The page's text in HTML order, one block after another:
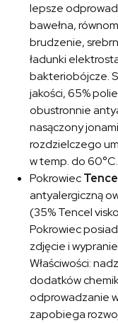
lepsze
bawełna,
brudzenie,
ładunki
bakteriobójcze.
jakości, 65%
obustronnie
nasączony
rozdzielczego
w temp. do 60°C.
Pokrowiec
antyalergiczną
(35% Tencel
Pokrowiec
zdjęcie i
Właściwości:
dodatków
odprowadzanie
zapobiega